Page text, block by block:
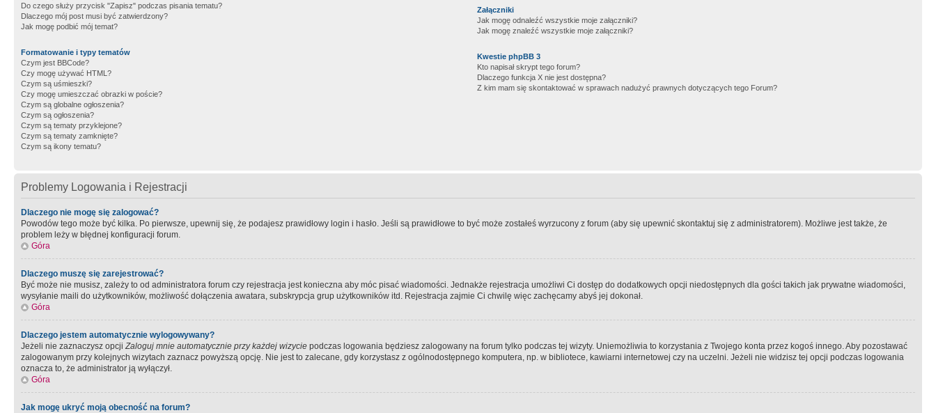
Do czego służy przycisk "Zapisz" podczas pisania tematu?
Dlaczego mój post musi być zatwierdzony?
Jak mogę podbić mój temat?
Formatowanie i typy tematów
Czym jest BBCode?
Czy mogę używać HTML?
Czym są uśmieszki?
Czy mogę umieszczać obrazki w poście?
Czym są globalne ogłoszenia?
Czym są ogłoszenia?
Czym są tematy przyklejone?
Czym są tematy zamknięte?
Czym są ikony tematu?
Załączniki
Jak mogę odnaleźć wszystkie moje załączniki?
Jak mogę znaleźć wszystkie moje załączniki?
Kwestie phpBB 3
Kto napisał skrypt tego forum?
Dlaczego funkcja X nie jest dostępna?
Z kim mam się skontaktować w sprawach nadużyć prawnych dotyczących tego Forum?
Problemy Logowania i Rejestracji
Dlaczego nie mogę się zalogować?
Powodów tego może być kilka. Po pierwsze, upewnij się, że podajesz prawidłowy login i hasło. Jeśli są prawidłowe to być może zostałeś wyrzucony z forum (aby się upewnić skontaktuj się z administratorem). Możliwe jest także, że
problem leży w błędnej konfiguracji forum.
Góra
Dlaczego muszę się zarejestrować?
Być może nie musisz, zależy to od administratora forum czy rejestracja jest konieczna aby móc pisać wiadomości. Jednakże rejestracja umożliwi Ci dostęp do dodatkowych opcji niedostępnych dla gości takich jak prywatne wiadomości,
wysyłanie maili do użytkowników, możliwość dołączenia awatara, subskrypcja grup użytkowników itd. Rejestracja zajmie Ci chwilę więc zachęcamy abyś jej dokonał.
Góra
Dlaczego jestem automatycznie wylogowywany?
Jeżeli nie zaznaczysz opcjiZaloguj mnie automatycznie przy każdej wizycie podczas logowania będziesz zalogowany na forum tylko podczas tej wizyty. Uniemożliwia to korzystania z Twojego konta przez kogoś innego. Aby pozostawać
zalogowanym przy kolejnych wizytach zaznacz powyższą opcję. Nie jest to zalecane, gdy korzystasz z ogólnodostępnego komputera, np. w bibliotece, kawiarni internetowej czy na uczelni. Jeżeli nie widzisz tej opcji podczas logowania
oznacza to, że administrator ją wyłączył.
Góra
Jak mogę ukryć moją obecność na forum?